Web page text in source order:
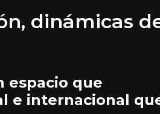
dinámicas
espacio que
e internacional